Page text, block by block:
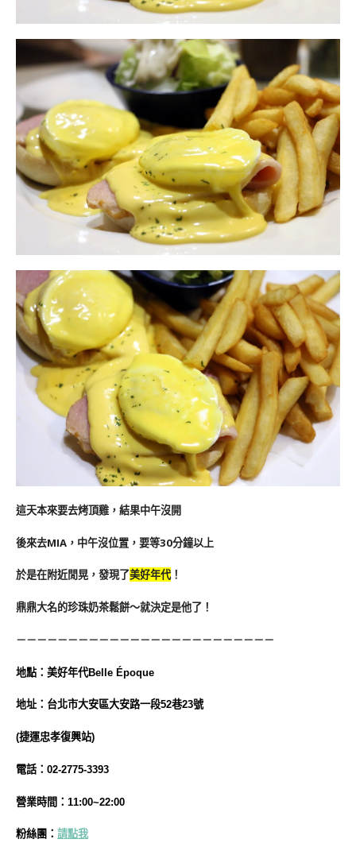
這天本來要去烤頂雞，結果中午沒開
後來去MIA，中午沒位置，要等30分鐘以上
於是在附近閒晃，發現了美好年代！
鼎鼎大名的珍珠奶茶鬆餅～就決定是他了！
－－－－－－－－－－－－－－－－－－－－－－－－－
地點：美好年代Belle Époque
地址：台北市大安區大安路一段52巷23號
(捷運忠孝復興站)
電話：02-2775-3393
營業時間：11:00~22:00
粉絲團： 請點我